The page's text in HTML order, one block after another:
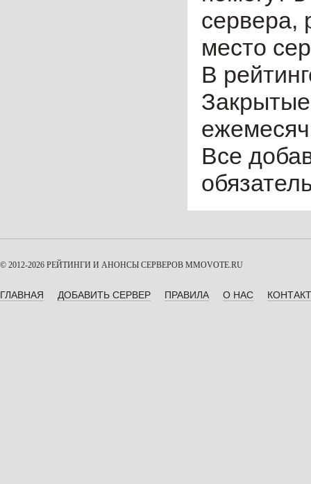
сервера,
место
В
Все
© 2012-2026 РЕЙТИНГИ И АНОНСЫ СЕРВЕРОВ MMOVOTE.RU
ГЛАВНАЯ ДОБАВИТЬ СЕРВЕР ПРАВИЛА О НАС